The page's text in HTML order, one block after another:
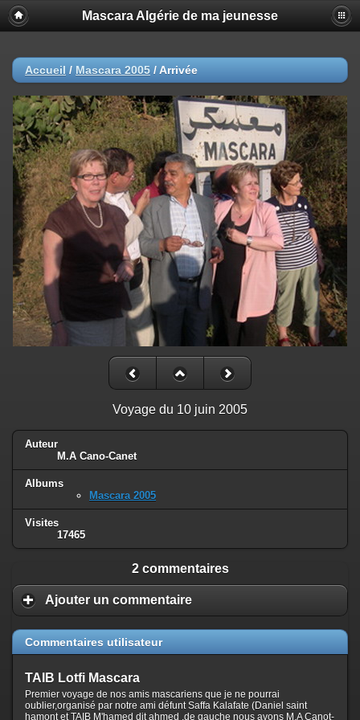
Mascara Algérie de ma jeunesse
Accueil / Mascara 2005 / Arrivée
Voyage du 10 juin 2005
Auteur
M.A Cano-Canet
Albums
Mascara 2005
Visites
17465
2 commentaires
Ajouter un commentaire
Commentaires utilisateur
TAIB Lotfi Mascara
Premier voyage de nos amis mascariens que je ne pourrai
oublier,organisé par notre ami défunt Saffa Kalafate (Daniel saint
hamont et TAIB M'hamed dit ahmed ,de gauche nous avons M.A Canot-